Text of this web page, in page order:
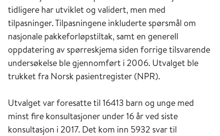
tidligere har utviklet og validert, men med
tilpasninger. Tilpasningene inkluderte spørsmål om
nasjonale pakkeforløpstiltak, samt en generell
oppdatering av spørreskjema siden forrige tilsvarende
undersøkelse ble gjennomført i 2006. Utvalget ble
trukket fra Norsk pasientregister (NPR).
Utvalget var foresatte til 16413 barn og unge med
minst fire konsultasjoner under 16 år ved siste
konsultasjon i 2017. Det kom inn 5932 svar til